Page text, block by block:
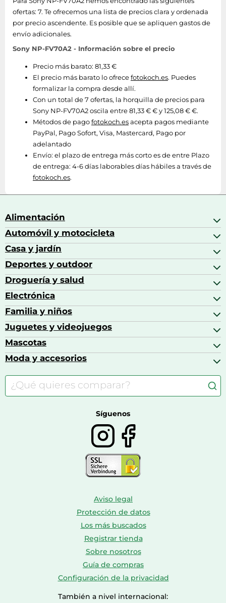
ofertas: 7. Te ofrecemos una lista de precios clara y ordenada
por precio ascendente. Es posible que se apliquen gastos de
envío adicionales.
Sony NP-FV70A2 - Información sobre el precio
Precio más barato: 81,33 €
El precio más barato lo ofrecefotokoch.es. Puedes
formalizar la compra desde allí.
Con un total de 7 ofertas, la horquilla de precios para
Sony NP-FV70A2 oscila entre 81,33 € € y 125,08 € €.
Métodos de pagofotokoch.esacepta pagos mediante
PayPal, Pago Sofort, Visa, Mastercard, Pago por
adelantado
Envío: el plazo de entrega más corto es de entre Plazo
de entrega: 4-6 días laborables días hábiles a través de
fotokoch.es.
Alimentación
Bebidas
Bebidas espirituosas
Brandy
Café
Automóvil y motocicleta
Accesorios para coche
Aceite de motor y manutención
Aceites motor
Altavoces coche
Casa y jardín
Accesorios de hogar y cocina
Aires acondicionados
Artículos de decoración
Barbacoas
Deportes y outdoor
Balones de fútbol
Bicicletas
Bicicletas elípticas
Bolsas bicicleta
Droguería y salud
Alimentación del bebé
Alimentación y lactancia
Artículos de limpieza del hogar
Básculas de baño
Electrónica
Altavoces
Aspiradoras
Auriculares
Cafeteras de cápsulas
Familia y niños
Accesorios para el bebé
Alimentación y lactancia
Calzado infantil
Carritos de bebé
Juguetes y videojuegos
Accesorios gaming
Barbies
Consolas
Mascotas
Accesorios para caballos
Comida para perros
Farmacia veterinaria
Moda y accesorios
Accesorios de moda
Bolsos y maletas
Botas mujer
Síguenos
Aviso legal
Protección de datos
Los más buscados
Registrar tienda
Sobre nosotros
Guía de compras
Configuración de la privacidad
También a nivel internacional: